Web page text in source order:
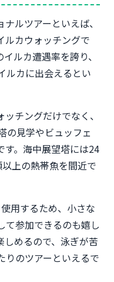
ルツアーといえば、
ルカウォッチングで
ルカ遭遇率を誇り、
ルカに出会えるとい
チングだけでなく、
の見学やビュッフェ
す。海中展望塔には24
上の熱帯魚を間近で
用するため、小さな
て参加できるのも嬉し
しめるので、泳ぎが苦
りのツアーといえるで